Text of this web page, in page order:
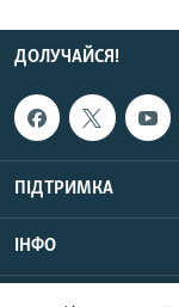
ДОЛУЧАЙСЯ!
ПІДТРИМКА
ІНФО